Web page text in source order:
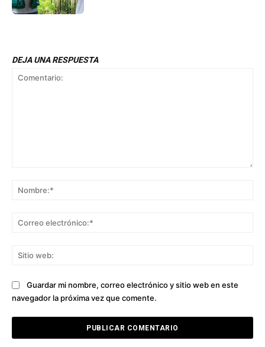
DEJA UNA RESPUESTA
Guardar mi nombre, correo electrónico y sitio web en este
navegador la próxima vez que comente.